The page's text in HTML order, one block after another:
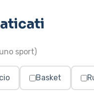
sport)
Basket